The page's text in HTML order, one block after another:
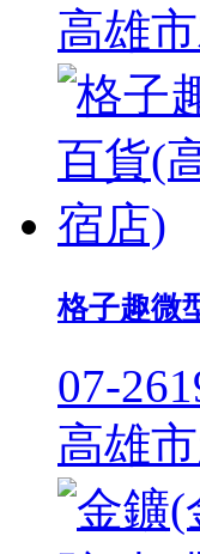
高雄
格子趣微
07-
高雄